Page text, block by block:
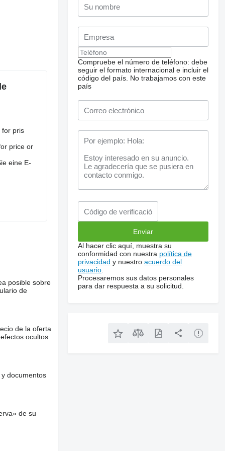
for pris
price or
eine E-
posible sobre
de
de la oferta
ocultos
documentos
de su
Compruebe el número de teléfono: debe
seguir el formato internacional e incluir el
código del país. No trabajamos con este
país
Al hacer clic aquí, muestra su
conformidad con nuestra política de
privacidad y nuestroacuerdo del
usuario
Procesaremos sus datos personales
para dar respuesta a su solicitud.